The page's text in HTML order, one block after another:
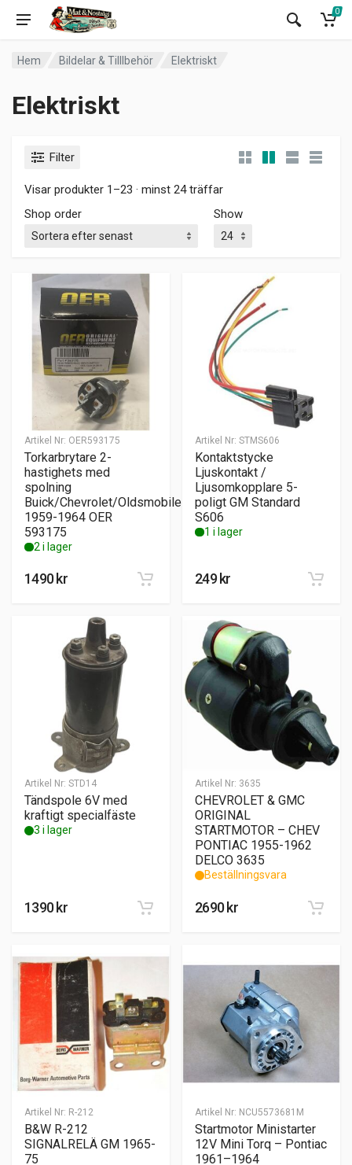
0
Hem Bildelar & Tilllbehör Elektriskt
Elektriskt
Filter
Visar produkter 1–23 · minst 24 träffar
Shop order
Show
Artikel Nr: OER593175
Torkarbrytare 2-
hastighets med
spolning
Buick/Chevrolet/Oldsmobile
1959-1964 OER
593175
2 i lager
1490 kr
Artikel Nr: STMS606
Kontaktstycke
Ljuskontakt /
Ljusomkopplare 5-
poligt GM Standard
S606
1 i lager
249 kr
Artikel Nr: STD14
Tändspole 6V med
kraftigt specialfäste
3 i lager
1390kr
Artikel Nr: 3635
CHEVROLET & GMC
ORIGINAL
STARTMOTOR – CHEV
PONTIAC 1955-1962
DELCO 3635
Beställningsvara
2690kr
Artikel Nr: R-212
B&W R-212
SIGNALRELÄ GM 1965-
75
Artikel Nr: NCU5573681M
Startmotor Ministarter
12V Mini Torq – Pontiac
1961–1964